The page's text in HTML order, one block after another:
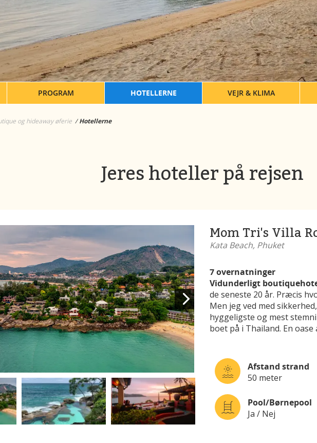
PROGRAM HOTELLERNE VEJR & KLIMA
og hideaway øferie Hotellerne
Jeres hoteller på rejsen
Mom Tri's Villa
Kata Beach, Phuket
7 overnatninger
Vidunderligt
de seneste 20 år. Præcis
Men jeg ved med
hyggeligste og mest
boet på i Thailand. En
Afstand strand
50 meter
Pool/Børnepool
Ja / Nej